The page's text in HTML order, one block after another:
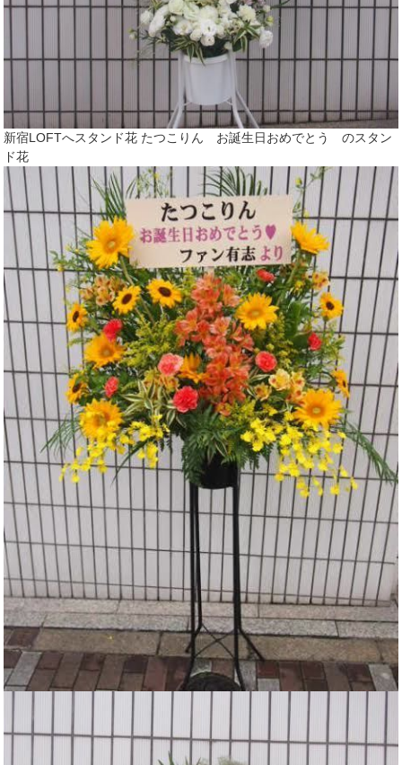
新宿LOFTへスタンド花 たつこりん お誕生日おめでとう のスタン
ド花